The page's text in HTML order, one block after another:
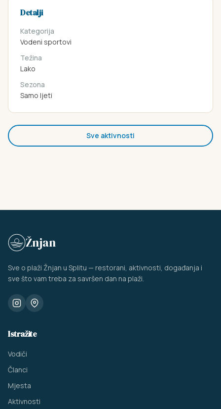
Detalji
Kategorija
Vodeni sportovi
Težina
Lako
Sezona
Samo ljeti
Sve aktivnosti
Žnjan
Sve o plaži Žnjan u Splitu — restorani, aktivnosti, događanja i
sve što vam treba za savršen dan na plaži.
Istražite
Vodiči
Članci
Mjesta
Aktivnosti